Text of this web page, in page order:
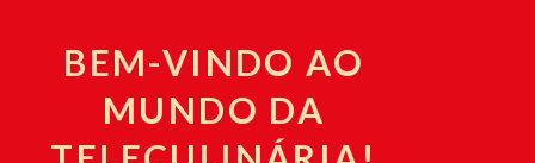
BEM-VINDO AO
MUNDO DA